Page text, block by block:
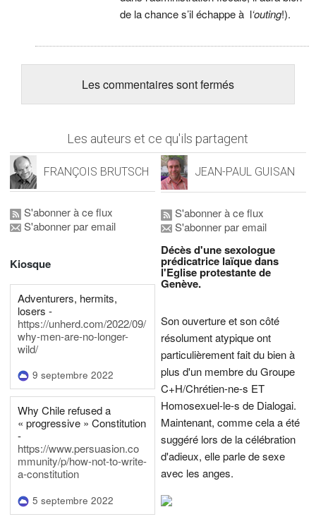
de la chance s’il échappe à l‘outing!).
Les commentaires sont fermés
Les auteurs et ce qu'ils partagent
FRANÇOIS BRUTSCH
S'abonner à ce flux
S'abonner par email
Kiosque
Adventurers, hermits,
losers -
https://unherd.com/2022/09/
why-men-are-no-longer-
wild/
9 septembre 2022
Why Chile refused a
« progressive » Constitution
-
https://www.persuasion.co
mmunity/p/how-not-to-write-
a-constitution
5 septembre 2022
JEAN-PAUL GUISAN
S'abonner à ce flux
S'abonner par email
Décès d'une sexologue
prédicatrice laïque dans
l'Eglise protestante de
Genève.
Son ouverture et son côté
résolument atypique ont
particulièrement fait du bien à
plus d'un membre du Groupe
C+H/Chrétien-ne-s ET
Homosexuel-le-s de Dialogai.
Maintenant, comme cela a été
suggéré lors de la célébration
d'adieux, elle parle de sexe
avec les anges.